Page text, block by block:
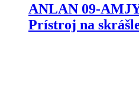
ANLAN 09-
Prístroj na